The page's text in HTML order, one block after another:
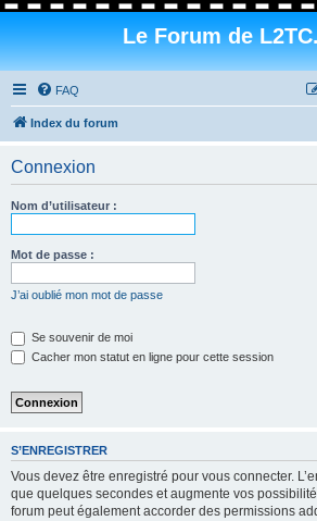
Le Forum de
FAQ
Index du forum
Connexion
Nom d’utilisateur :
Mot de passe :
J’ai oublié mon mot de passe
Se souvenir de moi
Cacher mon statut en ligne pour cette session
S’ENREGISTRER
Vous devez être enregistré pour vous connecter.
que quelques secondes et augmente vos
forum peut également accorder des permissions